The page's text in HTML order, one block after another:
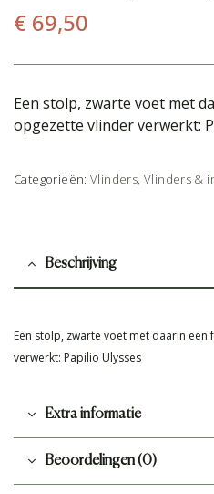
€ 69,50
Een stolp, zwarte voet met
opgezette vlinder verwerkt:
Categorieën:Vlinders, Vlinders &
Beschrijving
Een stolp, zwarte voet met daarin
verwerkt: Papilio Ulysses
Extra informatie
Beoordelingen (0)